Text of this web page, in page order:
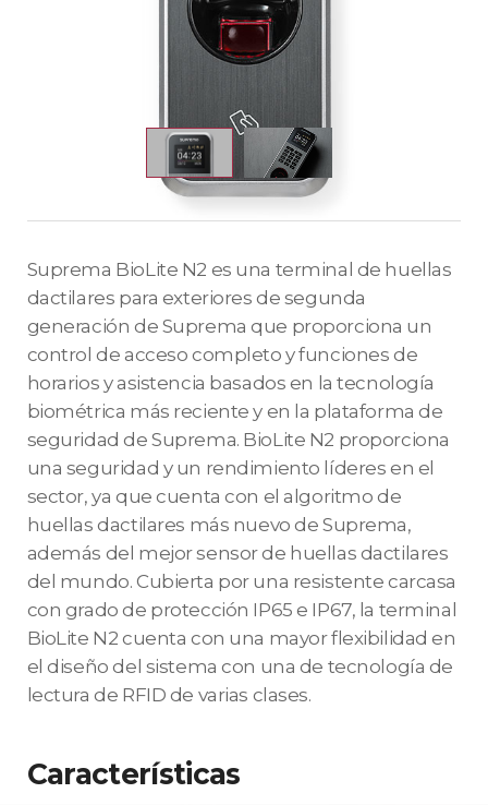
Suprema BioLite N2 es una terminal de huellas
dactilares para exteriores de segunda
generación de Suprema que proporciona un
control de acceso completo y funciones de
horarios y asistencia basados en la tecnología
biométrica más reciente y en la plataforma de
seguridad de Suprema. BioLite N2 proporciona
una seguridad y un rendimiento líderes en el
sector, ya que cuenta con el algoritmo de
huellas dactilares más nuevo de Suprema,
además del mejor sensor de huellas dactilares
del mundo. Cubierta por una resistente carcasa
con grado de protección IP65 e IP67, la terminal
BioLite N2 cuenta con una mayor flexibilidad en
el diseño del sistema con una de tecnología de
lectura de RFID de varias clases.
Características